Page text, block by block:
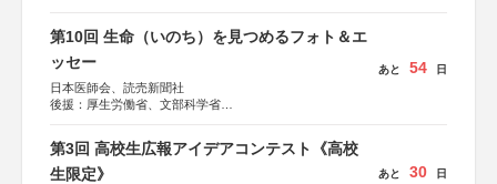
第10回 生命（いのち）を見つめるフォト＆エ
ッセー
日本医師会、読売新聞社
後援：厚生労働省、文部科学省
しん生命保険株式会社
あと 54 日
第3回 高校生広報アイデアコンテスト《高校
生限定》
あと 30 日